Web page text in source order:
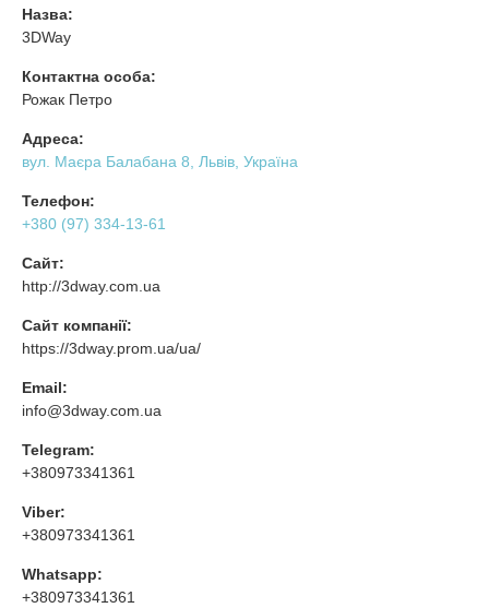
Назва:
3DWay
Контактна особа:
Рожак Петро
Адреса:
вул. Маєра Балабана 8, Львів, Україна
Телефон:
+380 (97) 334-13-61
Сайт:
http://3dway.com.ua
Сайт компанії:
https://3dway.prom.ua/ua/
Email:
info@3dway.com.ua
Telegram:
+380973341361
Viber:
+380973341361
Whatsapp:
+380973341361